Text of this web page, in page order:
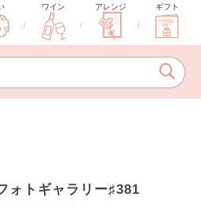
/
ワイン
/
アレンジ
/
ギフト
ォトギャラリー♯381